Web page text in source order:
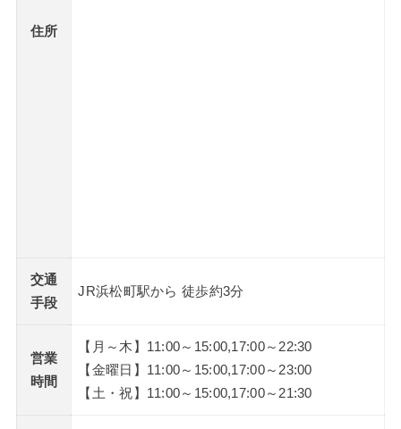
住所
交通
手段
JR浜松町駅から 徒歩約3分
営業
時間
【月～木】11:00～15:00,17:00～22:30
【金曜日】11:00～15:00,17:00～23:00
【土・祝】11:00～15:00,17:00～21:30